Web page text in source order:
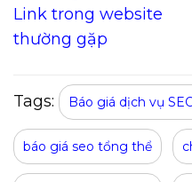
Link trong website
thường gặp
Tags: Báo giá dịch vụ
báo giá seo tổng thể